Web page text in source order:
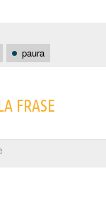
paura
FRASE